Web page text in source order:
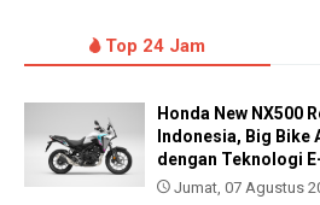
Top 24 Jam
Honda New NX500
Indonesia, Big Bike
dengan Teknologi
Jumat, 07 Agustus